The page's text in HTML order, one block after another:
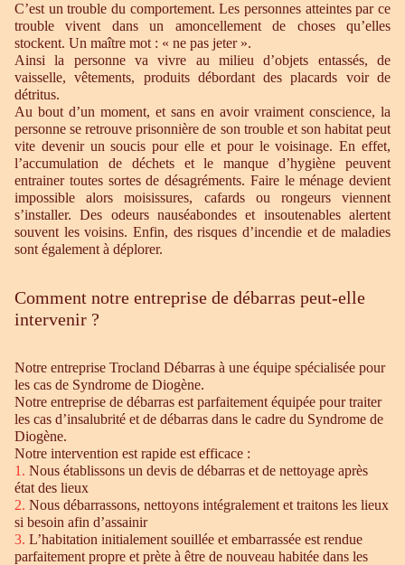
C’est un trouble du comportement. Les personnes atteintes par ce
trouble vivent dans un amoncellement de choses qu’elles
stockent. Un maître mot : « ne pas jeter ».
Ainsi la personne va vivre au milieu d’objets entassés, de
vaisselle, vêtements, produits débordant des placards voir de
détritus.
Au bout d’un moment, et sans en avoir vraiment conscience, la
personne se retrouve prisonnière de son trouble et son habitat peut
vite devenir un soucis pour elle et pour le voisinage. En effet,
l’accumulation de déchets et le manque d’hygiène peuvent
entrainer toutes sortes de désagréments. Faire le ménage devient
impossible alors moisissures, cafards ou rongeurs viennent
s’installer. Des odeurs nauséabondes et insoutenables alertent
souvent les voisins. Enfin, des risques d’incendie et de maladies
sont également à déplorer.
Comment notre entreprise de débarras peut-elle
intervenir ?
Notre entreprise Trocland Débarras à une équipe spécialisée pour
les cas de Syndrome de Diogène.
Notre entreprise de débarras est parfaitement équipée pour traiter
les cas d’insalubrité et de débarras dans le cadre du Syndrome de
Diogène.
Notre intervention est rapide est efficace :
1. Nous établissons un devis de débarras et de nettoyage après
état des lieux
2. Nous débarrassons, nettoyons intégralement et traitons les lieux
si besoin afin d’assainir
3. L’habitation initialement souillée et embarrassée est rendue
parfaitement propre et prète à être de nouveau habitée dans les